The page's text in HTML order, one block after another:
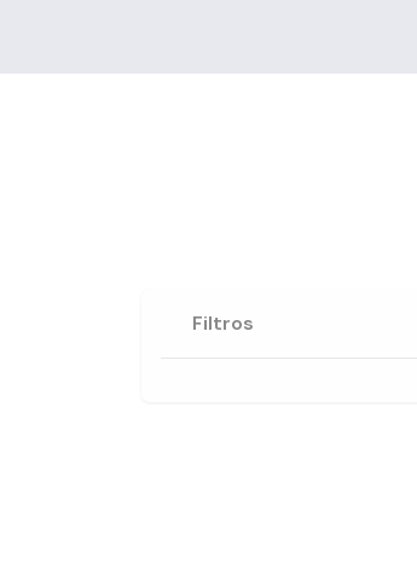
Filtros